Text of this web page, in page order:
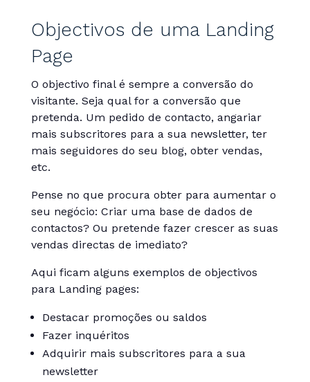
Objectivos de uma Landing
Page
O objectivo final é sempre a conversão do
visitante. Seja qual for a conversão que
pretenda. Um pedido de contacto, angariar
mais subscritores para a sua newsletter, ter
mais seguidores do seu blog, obter vendas,
etc.
Pense no que procura obter para aumentar o
seu negócio: Criar uma base de dados de
contactos? Ou pretende fazer crescer as suas
vendas directas de imediato?
Aqui ficam alguns exemplos de objectivos
para Landing pages:
Destacar promoções ou saldos
Fazer inquéritos
Adquirir mais subscritores para a sua
newsletter